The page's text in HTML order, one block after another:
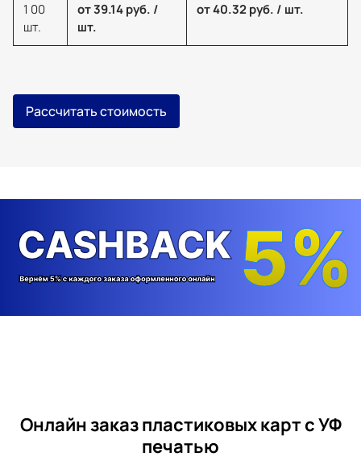
1 00
шт.
от 39.14 руб. /
шт.
от 40.32 руб. / шт.
Рассчитать стоимость
Онлайн заказ пластиковых карт с УФ
печатью